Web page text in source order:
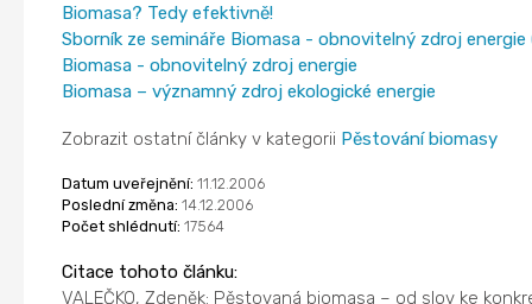
Biomasa? Tedy efektivně!
Sborník ze semináře Biomasa - obnovitelný zdroj energie
Biomasa - obnovitelný zdroj energie
Biomasa – významný zdroj ekologické energie
Zobrazit ostatní články v kategorii Pěstování biomasy
Datum uveřejnění: 11.12.2006
Poslední změna: 14.12.2006
Počet shlédnutí: 17564
Citace tohoto článku:
VALEČKO, Zdeněk: Pěstovaná biomasa – od slov ke